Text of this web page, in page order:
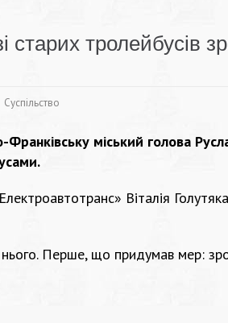
старих тролейбусів
Суспільство
Франківську міський голова
Віталія
Перше, що придумав мер: